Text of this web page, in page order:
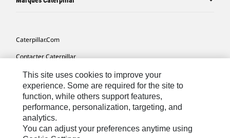
Caterpillar.com
Contacter Caterpillar
Mes Préférences Marketing
Plan Du Site
Cookie Settings
Mentions Légales
This site uses cookies to improve your
experience. Some are required for the site to
function, while others support features,
performance, personalization, targeting, and
analytics.
You can adjust your preferences anytime using